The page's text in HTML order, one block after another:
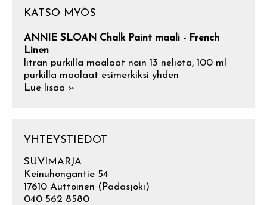
KATSO MYÖS
ANNIE SLOAN Chalk Paint maali - French
Linen
litran purkilla maalaat noin 13 neliötä, 100 ml
purkilla maalaat esimerkiksi yhden
Lue lisää »
YHTEYSTIEDOT
SUVIMARJA
Keinuhongantie 54
17610 Auttoinen (Padasjoki)
040 562 8580